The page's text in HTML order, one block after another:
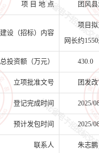
项 目 地 点 团风
建设（招标）内容
项目
网长约
总投资额（万元） 430.0
立项批准文号 团发
登记完成时间 2025/
预计发包时间 2025/
联系人 朱志鹏